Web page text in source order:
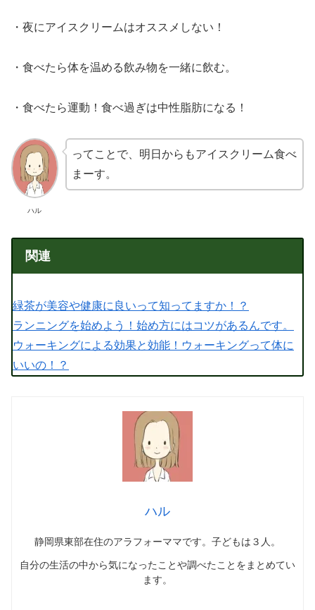
・夜にアイスクリームはオススメしない！
・食べたら体を温める飲み物を一緒に飲む。
・食べたら運動！食べ過ぎは中性脂肪になる！
ハル
ってことで、明日からもアイスクリーム食べ
まーす。
関連
緑茶が美容や健康に良いって知ってますか！？
ランニングを始めよう！始め方にはコツがあるんです。
ウォーキングによる効果と効能！ウォーキングって体に
いいの！？
ハル
静岡県東部在住のアラフォーママです。子どもは３人。
自分の生活の中から気になったことや調べたことをまとめてい
ます。